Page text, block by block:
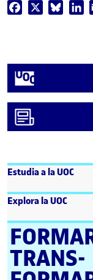
Facebook Bluesky
Estudia a la UOC
Explora la UOC
TRANS­